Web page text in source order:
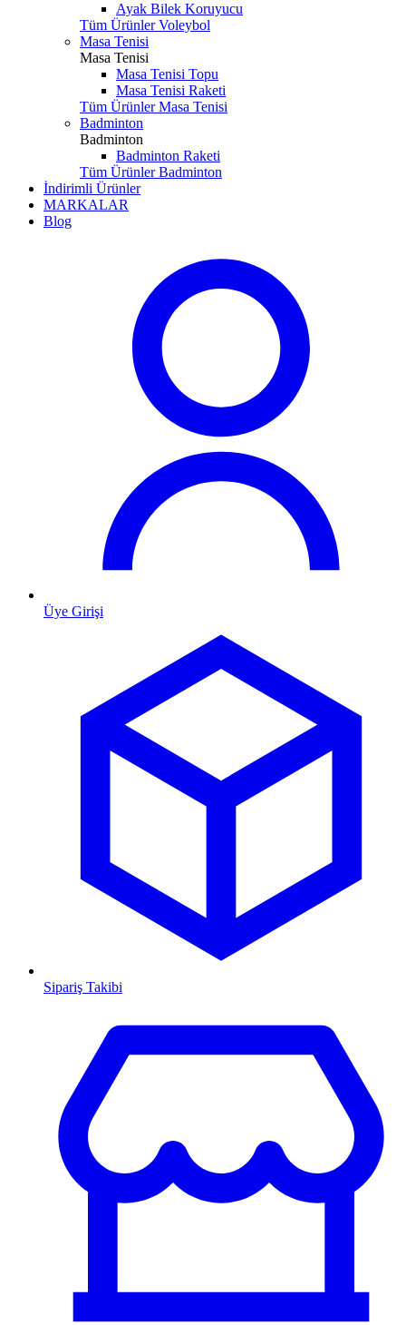
Ayak Bilek Koruyucu
Tüm Ürünler Voleybol
Masa Tenisi
Masa Tenisi
Masa Tenisi Topu
Masa Tenisi Raketi
Tüm Ürünler Masa Tenisi
Badminton
Badminton
Badminton Raketi
Tüm Ürünler Badminton
İndirimli Ürünler
MARKALAR
Blog
Üye Girişi
Sipariş Takibi